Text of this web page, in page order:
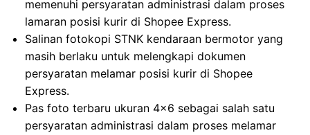
memenuhi persyaratan administrasi dalam proses
lamaran posisi kurir di Shopee Express.
Salinan fotokopi STNK kendaraan bermotor yang
masih berlaku untuk melengkapi dokumen
persyaratan melamar posisi kurir di Shopee
Express.
Pas foto terbaru ukuran 4×6 sebagai salah satu
persyaratan administrasi dalam proses melamar